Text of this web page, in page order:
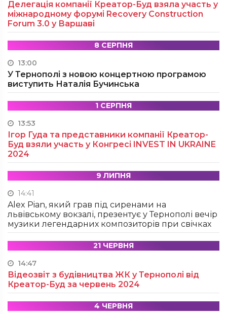
Делегація компанії Креатор-Буд взяла участь у
міжнародному форумі Recovery Construction
Forum 3.0 у Варшаві
8 СЕРПНЯ
13:00
У Тернополі з новою концертною програмою
виступить Наталія Бучинська
1 СЕРПНЯ
13:53
Ігор Гуда та представники компанії Креатор-
Буд взяли участь у Конгресі INVEST IN UKRAINE
2024
9 ЛИПНЯ
14:41
Alex Pian, який грав під сиренами на
львівському вокзалі, презентує у Тернополі вечір
музики легендарних композиторів при свічках
21 ЧЕРВНЯ
14:47
Відеозвіт з будівництва ЖК у Тернополі від
Креатор-Буд за червень 2024
4 ЧЕРВНЯ